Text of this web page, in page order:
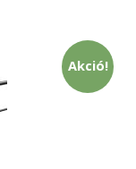
Akció!